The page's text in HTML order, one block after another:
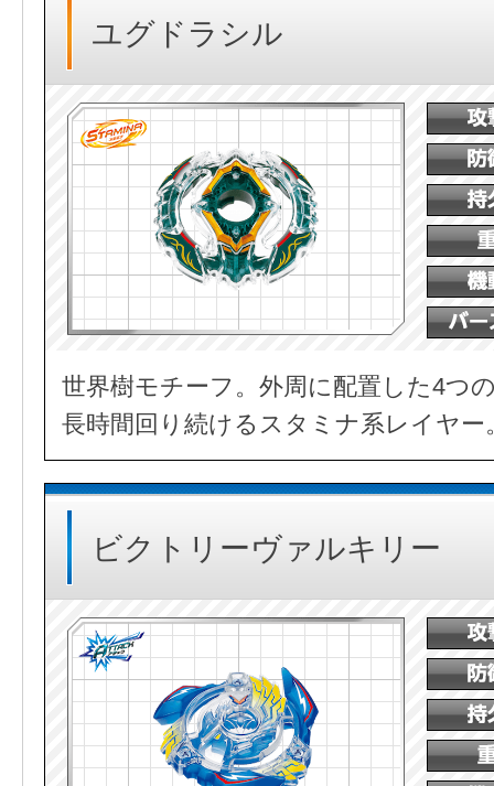
ユグドラシル
世界樹モチーフ。外周に配置した4つ
長時間回り続けるスタミナ系レイヤー
ビクトリーヴァルキリー